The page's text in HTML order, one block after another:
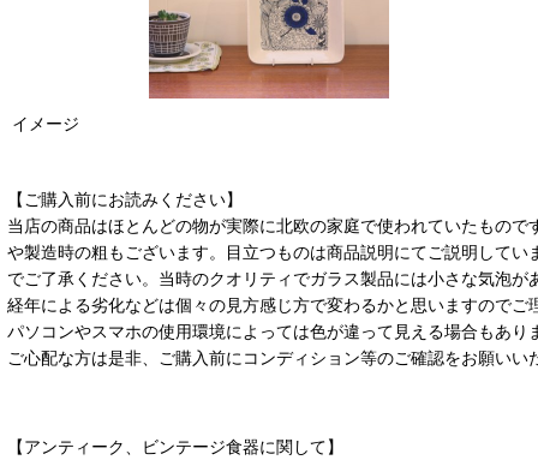
イメージ
【ご購入前にお読みください】
当店の商品はほとんどの物が実際に北欧の家庭で使われていたもの
や製造時の粗もございます。目立つものは商品説明にてご説明して
でご了承ください。当時のクオリティでガラス製品には小さな気泡が
経年による劣化などは個々の見方感じ方で変わるかと思いますのでご
パソコンやスマホの使用環境によっては色が違って見える場合もあ
ご心配な方は是非、ご購入前にコンディション等のご確認をお願い
【アンティーク、ビンテージ食器に関して】